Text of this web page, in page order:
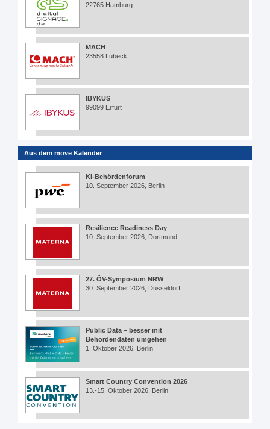
22765 Hamburg
MACH
23558 Lübeck
IBYKUS
99099 Erfurt
Aus dem move Kalender
KI-Behördenforum
10. September 2026, Berlin
Resilience Readiness Day
10. September 2026, Dortmund
27. ÖV-Symposium NRW
30. September 2026, Düsseldorf
Public Data – besser mit
Behördendaten umgehen
1. Oktober 2026, Berlin
Smart Country Convention 2026
13.-15. Oktober 2026, Berlin